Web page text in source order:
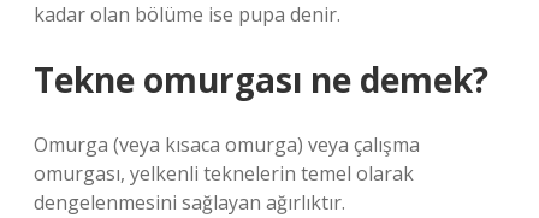
kadar olan bölüme ise pupa denir.
Tekne omurgası ne demek?
Omurga (veya kısaca omurga) veya çalışma
omurgası, yelkenli teknelerin temel olarak
dengelenmesini sağlayan ağırlıktır.